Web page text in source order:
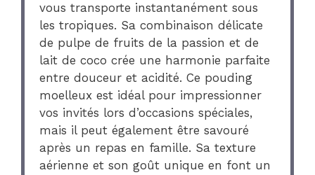
vous transporte instantanément sous
les tropiques. Sa combinaison délicate
de pulpe de fruits de la passion et de
lait de coco crée une harmonie parfaite
entre douceur et acidité. Ce pouding
moelleux est idéal pour impressionner
vos invités lors d’occasions spéciales,
mais il peut également être savouré
après un repas en famille. Sa texture
aérienne et son goût unique en font un